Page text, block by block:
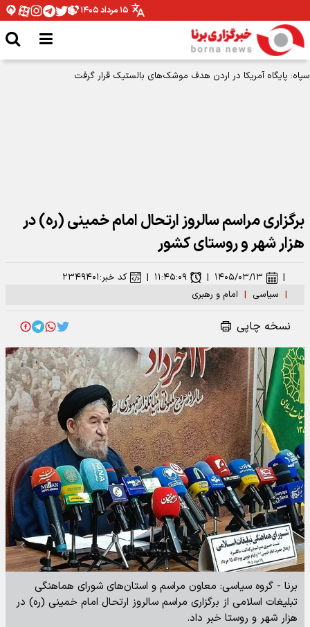
۱۵ مرداد ۱۴۰۵
سپاه: پایگاه آمریکا در اردن هدف موشک‌های بالستیک قرار گرفت
برگزاری مراسم سالروز ارتحال امام خمینی (ره) در
هزار شهر و روستای کشور
| سیاسی | امام و رهبری
| ۱۴۰۵/۰۳/۱۳ | ۱۱:۴۵:۰۹ | کد خبر:۲۳۴۹۴۰۱
نسخه چاپی
برنا - گروه سیاسی: معاون مراسم و استان‌های شورای هماهنگی
تبلیغات اسلامی از برگزاری مراسم سالروز ارتحال امام خمینی (ره) در
هزار شهر و روستا خبر داد.